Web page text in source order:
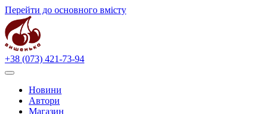
Перейти до основного вмісту
+38 (073) 421-73-94
Новини
Автори
Магазин